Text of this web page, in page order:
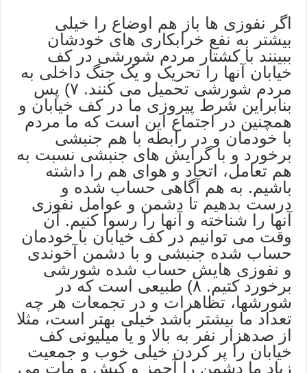
اگر نفوزی ها باز هم اوضاع را خیلی
بیشتر به نفع خرابکاری های خودشان
ببینند با کشتار مردم شورشی در کف
خیابان آنها را تحریک و یک جنگ داخلی به
مردم شورشی تحمیل می کنند. ۷) پس
بنابراین شرط پیروزی ما در کف خیابان و
همچنین در اجتماع این است که ما مردم
با خودمان و در رابطه با هم جنبشی
برخورد و با گرایش های جنبشی نسبت به
هم تعامل، اتحاد و هوای هم را داشته
باشیم. به هم آگاهی حساب شده و
درست بدهیم تا دشمن و عوامل نفوزی
آنها را شناخته و آنها را رسوا کنیم. آن
وقت می توانیم در کف خیابان با خودمان
حساب شده جنبشی و با دشمن آخوندی
و نفوزی هایش حساب شده شورشی
برخورد کتیم. ۸) طبیعی است که در
شورشها، تظاهرات و در تجمعات هر چه
تعداد ما بیشتر باشد خیلی بهتر است، مثلا
از صدهزار نفر به بالا و یا میلیونی کف
خیابان را پر کردن خیلی خوب و جمعیت
زیاد ما دشمن را آچمز و کیش و مات می